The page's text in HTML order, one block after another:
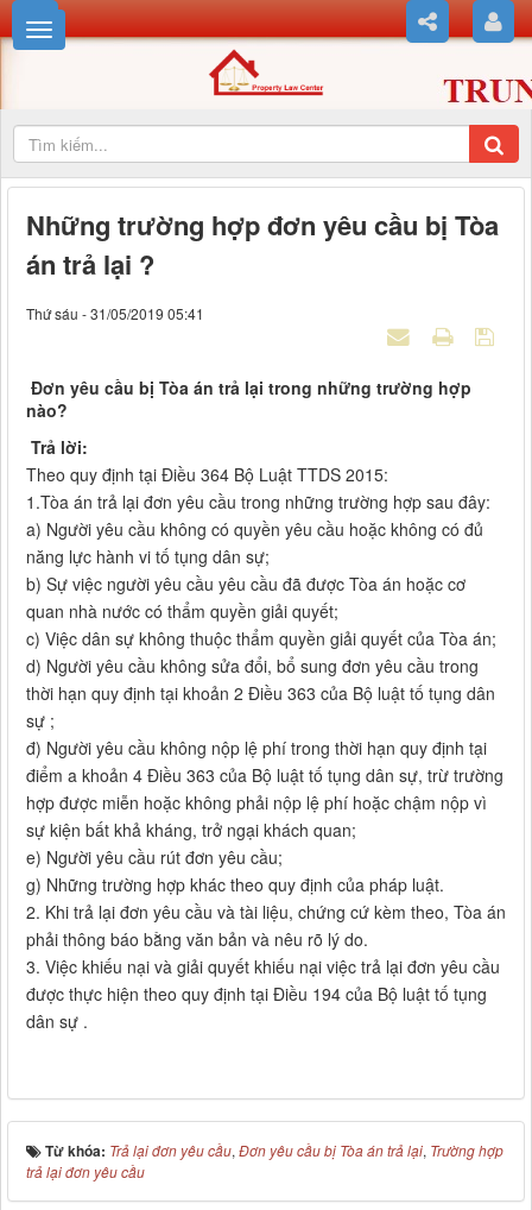
Những trường hợp đơn yêu cầu bị Tòa
án trả lại ?
Thứ sáu - 31/05/2019 05:41
Đơn yêu cầu bị Tòa án trả lại trong những trường hợp
nào?
Trả lời:
Theo quy định tại Điều 364 Bộ Luật TTDS 2015:
1.Tòa án trả lại đơn yêu cầu trong những trường hợp sau đây:
a) Người yêu cầu không có quyền yêu cầu hoặc không có đủ
năng lực hành vi tố tụng dân sự;
b) Sự việc người yêu cầu yêu cầu đã được Tòa án hoặc cơ
quan nhà nước có thẩm quyền giải quyết;
c) Việc dân sự không thuộc thẩm quyền giải quyết của Tòa án;
d) Người yêu cầu không sửa đổi, bổ sung đơn yêu cầu trong
thời hạn quy định tại khoản 2 Điều 363 của Bộ luật tố tụng dân
sự ;
đ) Người yêu cầu không nộp lệ phí trong thời hạn quy định tại
điểm a khoản 4 Điều 363 của Bộ luật tố tụng dân sự, trừ trường
hợp được miễn hoặc không phải nộp lệ phí hoặc chậm nộp vì
sự kiện bất khả kháng, trở ngại khách quan;
e) Người yêu cầu rút đơn yêu cầu;
g) Những trường hợp khác theo quy định của pháp luật.
2. Khi trả lại đơn yêu cầu và tài liệu, chứng cứ kèm theo, Tòa án
phải thông báo bằng văn bản và nêu rõ lý do.
3. Việc khiếu nại và giải quyết khiếu nại việc trả lại đơn yêu cầu
được thực hiện theo quy định tại Điều 194 của Bộ luật tố tụng
dân sự .
Từ khóa: Trả lại đơn yêu cầu, Đơn yêu cầu bị Tòa án trả lại, Trường hợp
trả lại đơn yêu cầu